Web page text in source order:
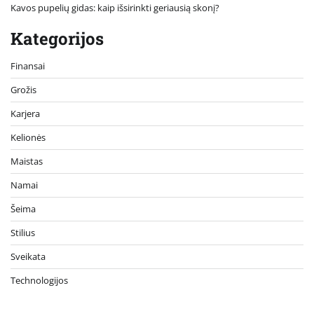
Kavos pupelių gidas: kaip išsirinkti geriausią skonį?
Kategorijos
Finansai
Grožis
Karjera
Kelionės
Maistas
Namai
Šeima
Stilius
Sveikata
Technologijos